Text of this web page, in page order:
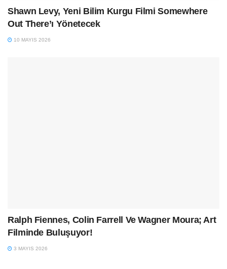
Shawn Levy, Yeni Bilim Kurgu Filmi Somewhere
Out There’ı Yönetecek
10 MAYIS 2026
Ralph Fiennes, Colin Farrell Ve Wagner Moura; Art
Filminde Buluşuyor!
3 MAYIS 2026